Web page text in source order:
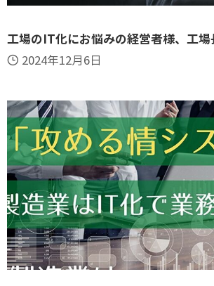
工場のIT化にお悩みの経営者様、工場
2024年12月6日